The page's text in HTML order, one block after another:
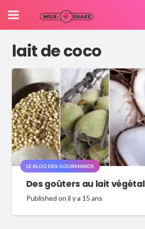
lait de coco
LE BLOG DES GOURMANDS
Des goûters au lait végétal
Published on il y a 15 ans